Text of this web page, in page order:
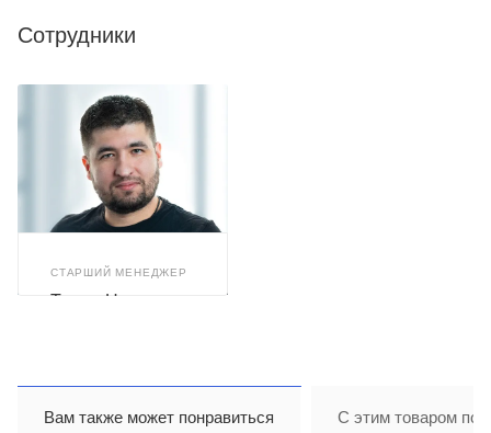
Сотрудники
СТАРШИЙ МЕНЕДЖЕР
Тимур Назиров
Вам также может понравиться С этим товаром